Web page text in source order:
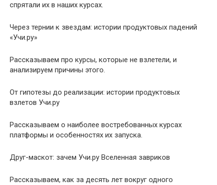
спрятали их в наших курсах.
Через тернии к звездам: истории продуктовых падений
«Учи.ру»
Рассказываем про курсы, которые не взлетели, и
анализируем причины этого.
От гипотезы до реализации: истории продуктовых
взлетов Учи.ру
Рассказываем о наиболее востребованных курсах
платформы и особенностях их запуска.
Друг-маскот: зачем Учи.ру Вселенная завриков
Рассказываем, как за десять лет вокруг одного